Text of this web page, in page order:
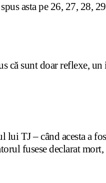
asta pe 26, 27, 28,
că sunt doar reflexe,
lui TJ – când acesta a
fusese declarat mort,